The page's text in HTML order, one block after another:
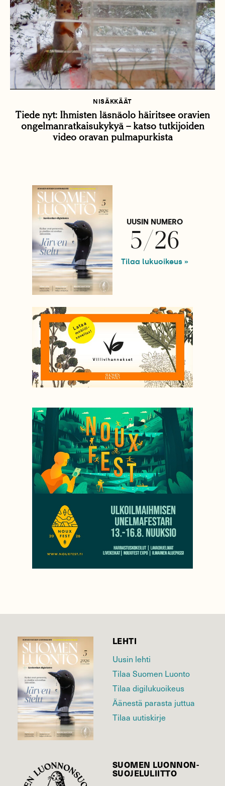
NISÄKKÄÄT
Tiede nyt: Ihmisten läsnäolo häiritsee oravien
ongelmanratkaisukykyä – katso tutkijoiden
video oravan pulmapurkista
UUSIN NUMERO
5/26
Tilaa lukuoikeus »
LEHTI
Uusin lehti
Tilaa Suomen Luonto
Tilaa digilukuoikeus
Äänestä parasta juttua
Tilaa uutiskirje
SUOMEN LUONNON­
SUOJELU­LIITTO